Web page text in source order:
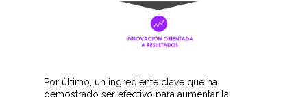
Por último, un ingrediente clave que ha
demostrado ser efectivo para aumentar la